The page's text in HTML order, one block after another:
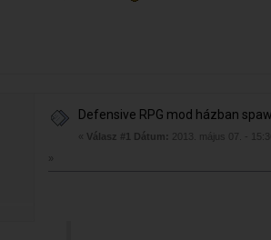
Defensive RPG mod házban
« Válasz #1 Dátum: 2013. május 07. -
»